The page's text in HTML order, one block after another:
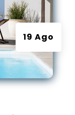
19 Ago